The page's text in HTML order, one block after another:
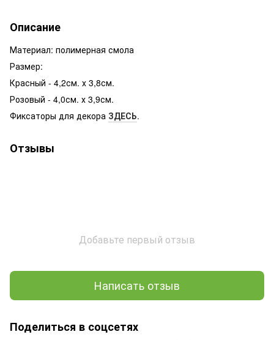
Описание
Материал: полимерная смола
Размер:
Красный - 4,2см. х 3,8см.
Розовый - 4,0см. х 3,9см.
Фиксаторы для декора ЗДЕСЬ.
Отзывы
Добавьте первый отзыв
Написать отзыв
Поделиться в соцсетях